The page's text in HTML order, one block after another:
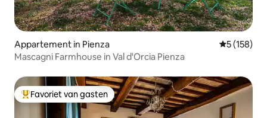
Appartement in Pienza
5 (158)
Mascagni Farmhouse in Val d'Orcia Pienza
Topfavoriet van gasten
Favoriet van gasten